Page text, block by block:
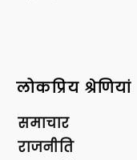
लोकप्रिय श्रेणियां
समाचार
राजनीति